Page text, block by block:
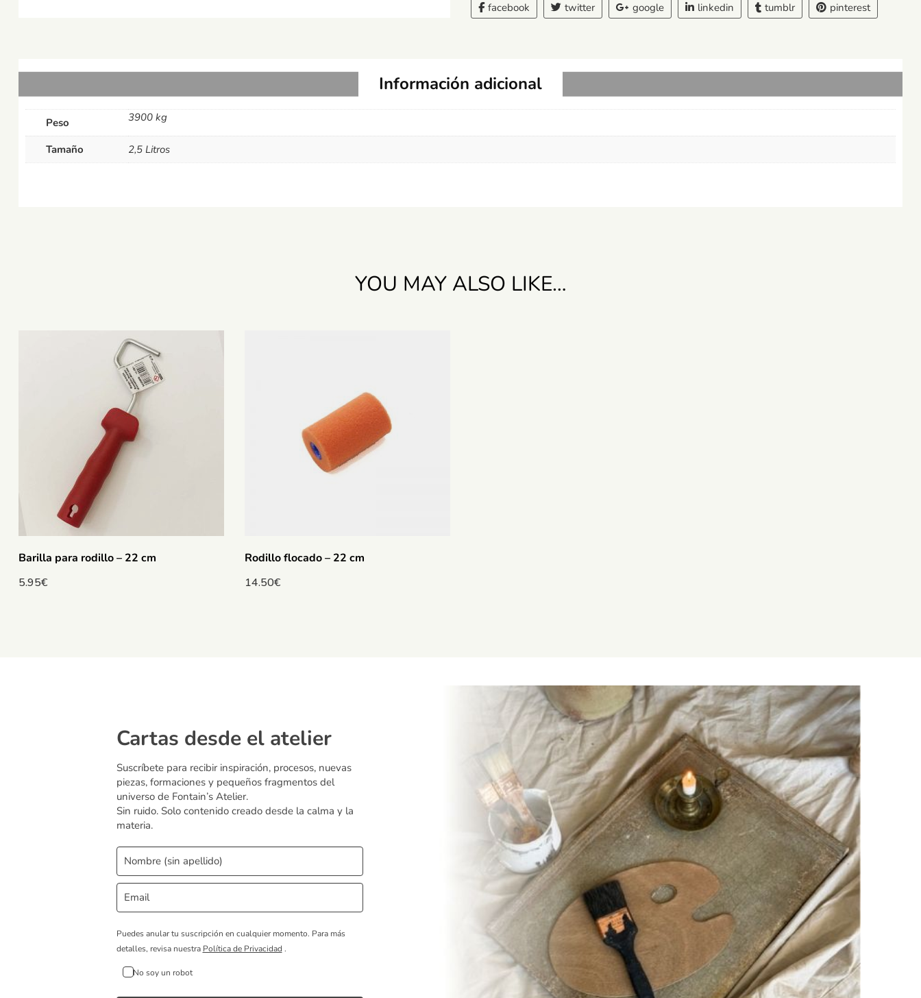
facebook twitter google linkedin tumblr pinterest
Información adicional
Peso 3900 kg
Tamaño 2,5 Litros
YOU MAY ALSO LIKE…
Barilla para rodillo – 22 cm
5.95€
Rodillo flocado – 22 cm
14.50€
Cartas desde el atelier
Suscríbete para recibir inspiración, procesos, nuevas
piezas, formaciones y pequeños fragmentos del
universo de Fontain’s Atelier.
Sin ruido. Solo contenido creado desde la calma y la
materia.
Puedes anular tu suscripción en cualquier momento. Para más
detalles, revisa nuestra Política de Privacidad .
No soy un robot